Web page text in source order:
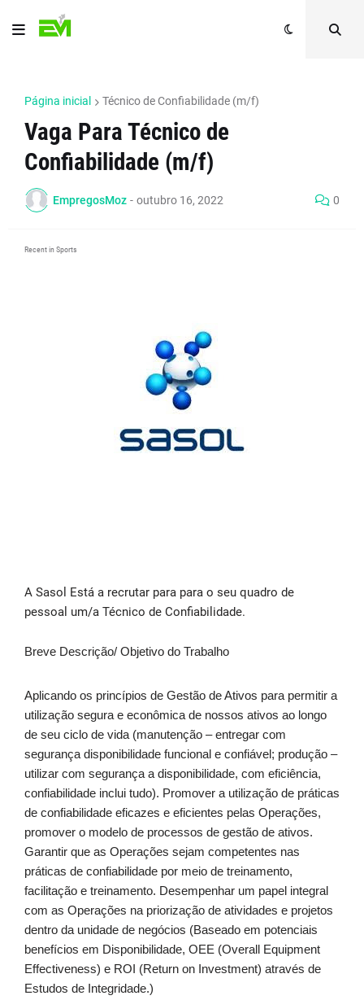
Página inicial Técnico de Confiabilidade (m/f)
Vaga Para Técnico de
Confiabilidade (m/f)
EmpregosMoz - outubro 16, 2022 0
Recent in Sports
A Sasol Está a recrutar para para o seu quadro de
pessoal um/a Técnico de Confiabilidade.
Breve Descrição/ Objetivo do Trabalho
Aplicando os princípios de Gestão de Ativos para permitir a
utilização segura e econômica de nossos ativos ao longo
de seu ciclo de vida (manutenção – entregar com
segurança disponibilidade funcional e confiável; produção –
utilizar com segurança a disponibilidade, com eficiência,
confiabilidade inclui tudo). Promover a utilização de práticas
de confiabilidade eficazes e eficientes pelas Operações,
promover o modelo de processos de gestão de ativos.
Garantir que as Operações sejam competentes nas
práticas de confiabilidade por meio de treinamento,
facilitação e treinamento. Desempenhar um papel integral
com as Operações na priorização de atividades e projetos
dentro da unidade de negócios (Baseado em potenciais
benefícios em Disponibilidade, OEE (Overall Equipment
Effectiveness) e ROI (Return on Investment) através de
Estudos de Integridade.)